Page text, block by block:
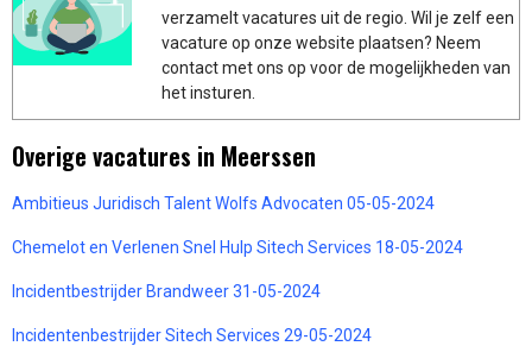
verzamelt vacatures uit de regio. Wil je zelf een
vacature op onze website plaatsen? Neem
contact met ons op voor de mogelijkheden van
het insturen.
Overige vacatures in Meerssen
Ambitieus Juridisch Talent Wolfs Advocaten 05-05-2024
Chemelot en Verlenen Snel Hulp Sitech Services 18-05-2024
Incidentbestrijder Brandweer 31-05-2024
Incidentenbestrijder Sitech Services 29-05-2024